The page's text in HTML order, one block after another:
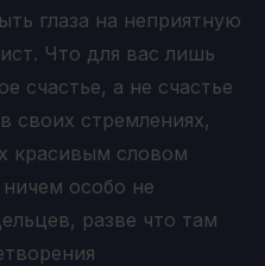
глаза на неприятную
Что для вас лишь
счастье, а не счастье
своих стремлениях,
красивым словом
особо не
разве что там